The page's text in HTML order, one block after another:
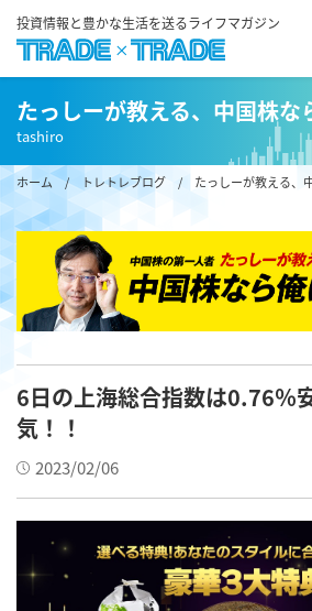
投資情報と豊かな生活を送るライフマガジン
たっしーが教える、中国株な
tashiro
ホーム/ トレトレブログ / たっしーが教える、
6日の上海総合指数は0.76％
気！！
2023/02/06